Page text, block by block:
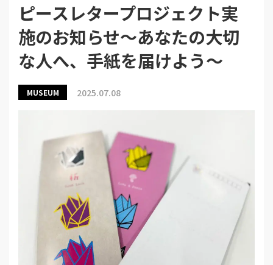
ピースレタープロジェクト実
施のお知らせ～あなたの大切
な人へ、手紙を届けよう～
MUSEUM 2025.07.08